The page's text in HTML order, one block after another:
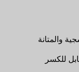
والمتانة
للكسر